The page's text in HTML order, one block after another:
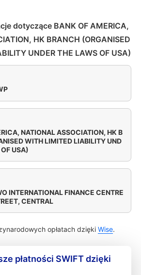
dotyczące BANK OF AMERICA,
HK BRANCH (ORGANISED
UNDER THE LAWS OF USA)
NATIONAL ASSOCIATION, HK B
WITH LIMITED LIABILITY UND
USA)
INTERNATIONAL FINANCE CENTRE
CENTRAL
opłatach dzięki Wise.
płatności SWIFT dzięki